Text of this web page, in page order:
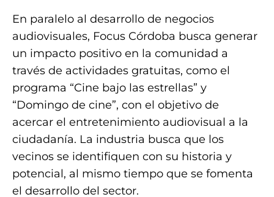
En paralelo al desarrollo de negocios
audiovisuales, Focus Córdoba busca generar
un impacto positivo en la comunidad a
través de actividades gratuitas, como el
programa “Cine bajo las estrellas” y
“Domingo de cine”, con el objetivo de
acercar el entretenimiento audiovisual a la
ciudadanía. La industria busca que los
vecinos se identifiquen con su historia y
potencial, al mismo tiempo que se fomenta
el desarrollo del sector.